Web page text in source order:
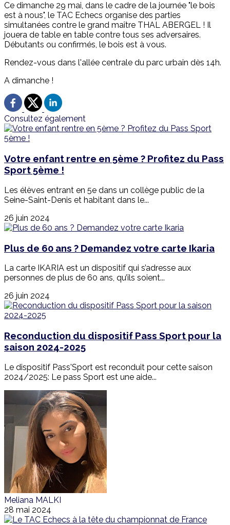
Ce dimanche 29 mai, dans le cadre de la journée "le bois
est à nous", le TAC Echecs organise des parties
simultanées contre le grand maître THAL ABERGEL ! Il
jouera de table en table contre tous ses adversaires.
Débutants ou confirmés, le bois est à vous.
Rendez-vous dans l'allée centrale du parc urbain dès 14h.
A dimanche !
Consultez également
Votre enfant rentre en 5ème ? Profitez du Pass
Sport 5ème !
Les élèves entrant en 5e dans un collège public de la
Seine-Saint-Denis et habitant dans le...
26 juin 2024
Plus de 60 ans ? Demandez votre carte Ikaria
La carte IKARIA est un dispositif qui s’adresse aux
personnes de plus de 60 ans, qu’ils soient...
26 juin 2024
Reconduction du dispositif Pass Sport pour la
saison 2024-2025
Le dispositif Pass'Sport est reconduit pour cette saison
2024/2025: Le pass Sport est une aide...
Meliana MALKI
28 mai 2024